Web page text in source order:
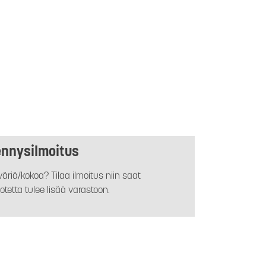
kokoa? Tilaa ilmoitus niin saat
tulee lisää varastoon.